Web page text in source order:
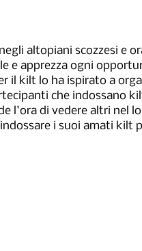
altopiani scozzesi e
e apprezza ogni
il kilt lo ha ispirato a
che indossano
l'ora di vedere altri nel
i suoi amati kilt